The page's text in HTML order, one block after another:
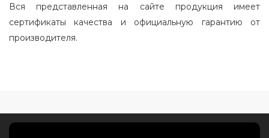
Вся представленная на сайте продукция имеет
сертификаты качества и официальную гарантию от
производителя.